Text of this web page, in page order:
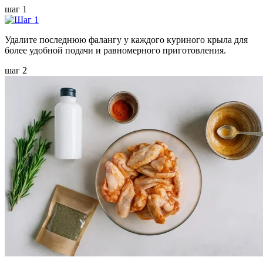
шаг 1
Удалите последнюю фалангу у каждого куриного крыла для
более удобной подачи и равномерного приготовления.
шаг 2